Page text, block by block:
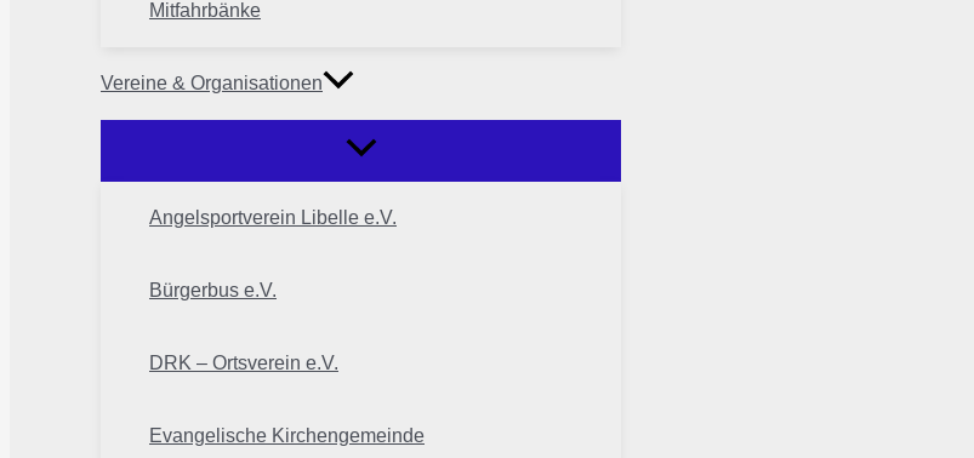
Mitfahrbänke
Vereine & Organisationen
Angelsportverein Libelle e.V.
Bürgerbus e.V.
DRK – Ortsverein e.V.
Evangelische Kirchengemeinde